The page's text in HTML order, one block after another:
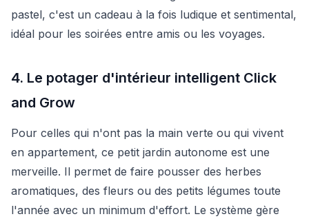
pastel, c'est un cadeau à la fois ludique et sentimental,
idéal pour les soirées entre amis ou les voyages.
4. Le potager d'intérieur intelligent Click
and Grow
Pour celles qui n'ont pas la main verte ou qui vivent
en appartement, ce petit jardin autonome est une
merveille. Il permet de faire pousser des herbes
aromatiques, des fleurs ou des petits légumes toute
l'année avec un minimum d'effort. Le système gère